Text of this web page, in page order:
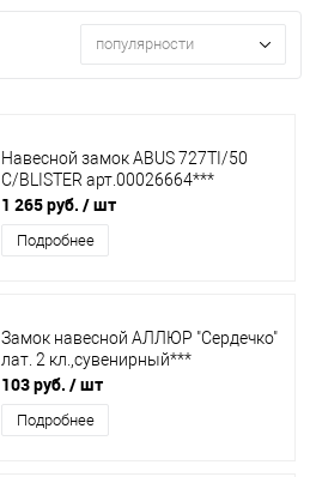
популярности
Навесной замок ABUS 727TI/50
C/BLISTER арт.00026664***
1 265 руб. / шт
Подробнее
Замок навесной АЛЛЮР "Сердечко"
лат. 2 кл.,сувенирный***
103 руб. / шт
Подробнее